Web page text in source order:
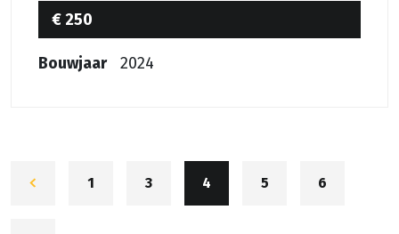
€ 250
Bouwjaar 2024
1 3 4 5 6